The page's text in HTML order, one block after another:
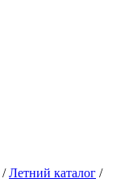
/Летний каталог /